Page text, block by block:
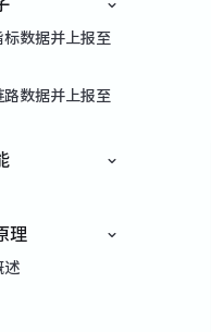
数据并上报至
数据并上报至
理
述